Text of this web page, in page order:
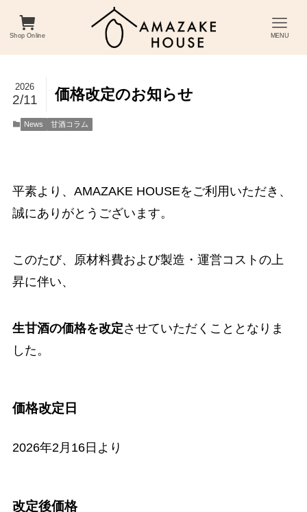
Shop Online MENU
価格改定のお知らせ
2026
2/11
News 甘酒コラム
平素より、AMAZAKE HOUSEをご利用いただき、
誠にありがとうございます。
このたび、原材料費および製造・運営コストの上
昇に伴い、
生甘酒の価格を改定させていただくこととなりま
した。
価格改定日
2026年2月16日より
改定後価格